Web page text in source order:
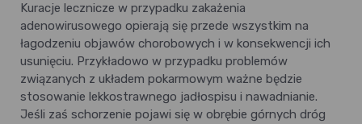
Kuracje lecznicze w przypadku zakażenia
adenowirusowego opierają się przede wszystkim na
łagodzeniu objawów chorobowych i w konsekwencji ich
usunięciu. Przykładowo w przypadku problemów
związanych z układem pokarmowym ważne będzie
stosowanie lekkostrawnego jadłospisu i nawadnianie.
Jeśli zaś schorzenie pojawi się w obrębie górnych dróg